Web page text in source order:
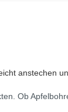
anstechen
Ob